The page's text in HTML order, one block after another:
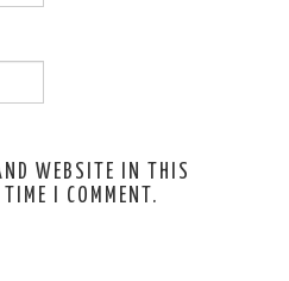
WEBSITE IN THIS
TIME I COMMENT.